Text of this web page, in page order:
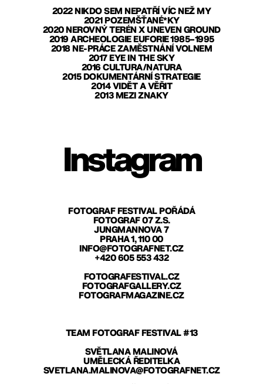
2022 NIKDO SEM NEPATŘÍ VÍC NEŽ MY
2021 POZEMŠŤANÉ*KY
2020 NEROVNÝ TERÉN X UNEVEN GROUND
2019 ARCHEOLOGIE EUFORIE 1985–1995
2018 NE-PRÁCE ZAMĚSTNÁNÍ VOLNEM
2017 EYE IN THE SKY
2016 CULTURA/NATURA
2015 DOKUMENTÁRNÍ STRATEGIE
2014 VIDĚT A VĚŘIT
2013 MEZI ZNAKY
Instagram
FOTOGRAF FESTIVAL POŘÁDÁ
FOTOGRAF 07 Z.S.
JUNGMANNOVA 7
PRAHA 1, 110 00
INFO@FOTOGRAFNET.CZ
+420 605 553 432
FOTOGRAFESTIVAL.CZ
FOTOGRAFGALLERY.CZ
FOTOGRAFMAGAZINE.CZ
TEAM FOTOGRAF FESTIVAL #13
SVĚTLANA MALINOVÁ
UMĚLECKÁ ŘEDITELKA
SVETLANA.MALINOVA@FOTOGRAFNET.CZ